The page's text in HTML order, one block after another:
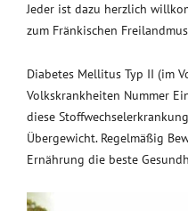
Jeder ist dazu herzlich
zum Fränkischen
Diabetes Mellitus Typ II (im
Volkskrankheiten Nummer
diese
Übergewicht. Regelmäßig
Ernährung die beste